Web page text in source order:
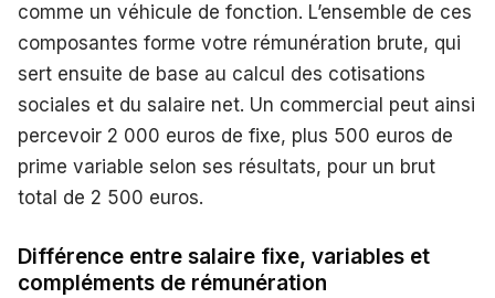
comme un véhicule de fonction. L’ensemble de ces
composantes forme votre rémunération brute, qui
sert ensuite de base au calcul des cotisations
sociales et du salaire net. Un commercial peut ainsi
percevoir 2 000 euros de fixe, plus 500 euros de
prime variable selon ses résultats, pour un brut
total de 2 500 euros.
Différence entre salaire fixe, variables et
compléments de rémunération